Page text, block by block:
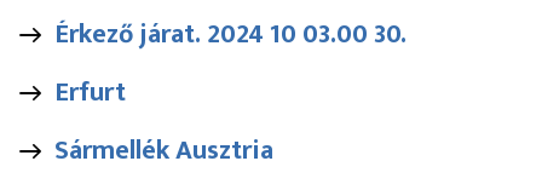
Érkező járat. 2024 10 03.00 30.
Erfurt
Sármellék Ausztria